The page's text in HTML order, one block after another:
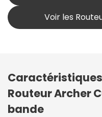
Voir les
Routeur Archer
bande